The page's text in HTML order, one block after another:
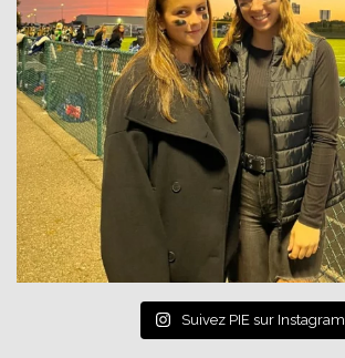
Suivez PIE sur Instagram